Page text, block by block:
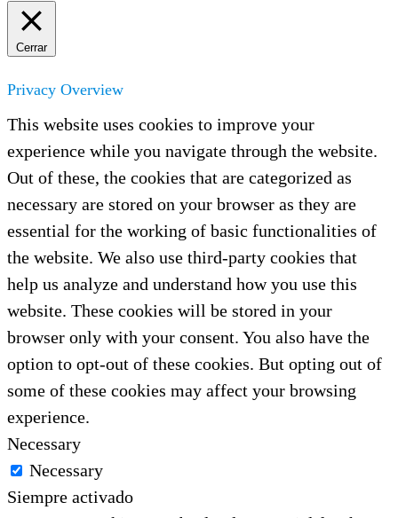
Cerrar
Privacy Overview
This website uses cookies to improve your
experience while you navigate through the website.
Out of these, the cookies that are categorized as
necessary are stored on your browser as they are
essential for the working of basic functionalities of
the website. We also use third-party cookies that
help us analyze and understand how you use this
website. These cookies will be stored in your
browser only with your consent. You also have the
option to opt-out of these cookies. But opting out of
some of these cookies may affect your browsing
experience.
Necessary
Necessary
Siempre activado